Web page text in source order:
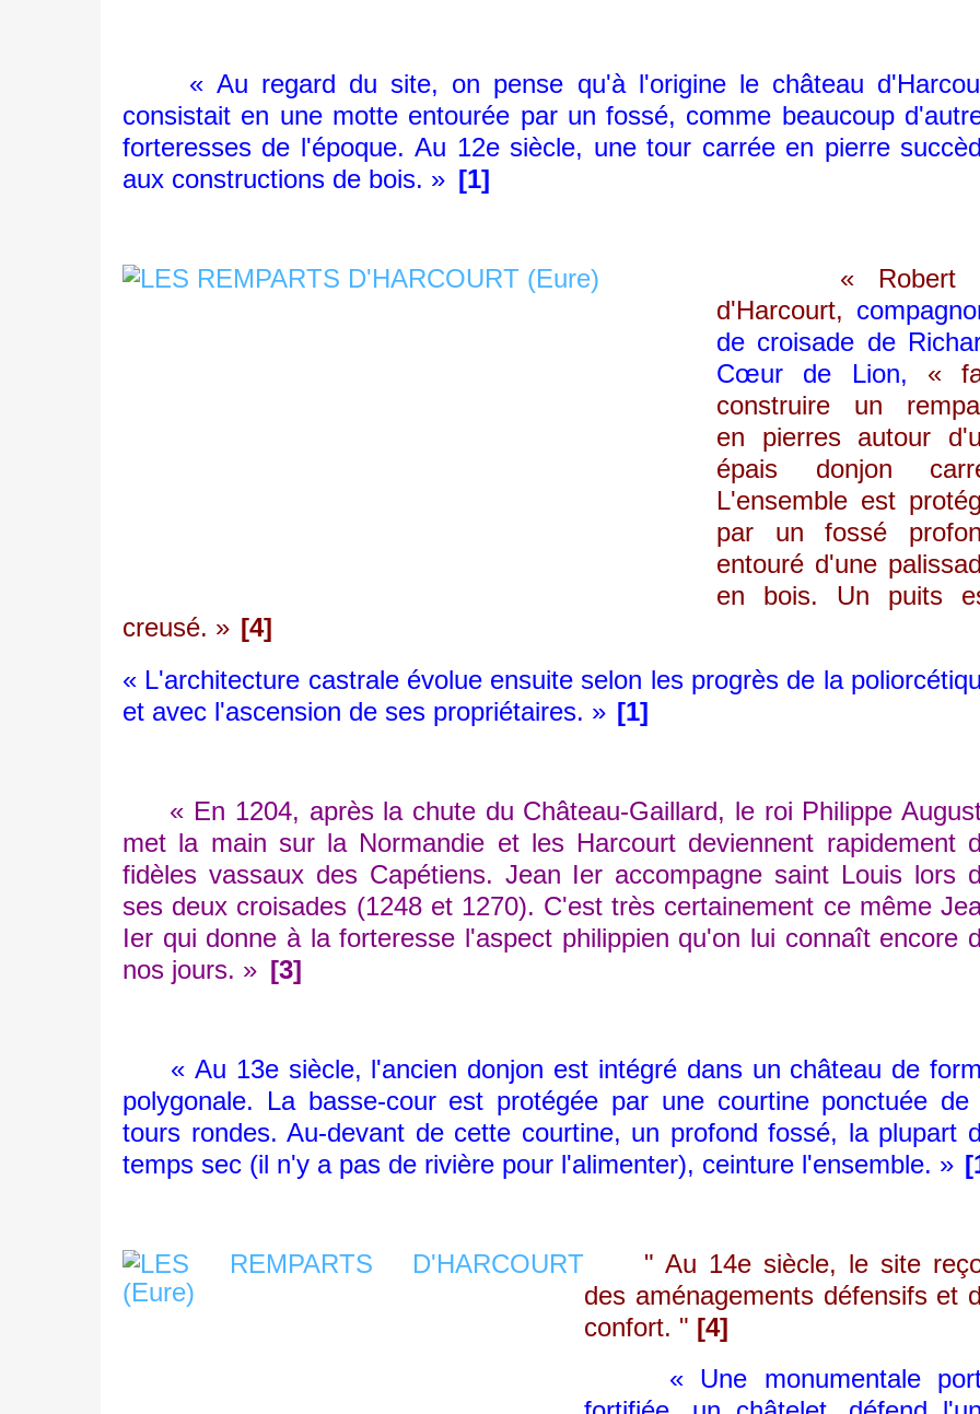
« Au regard du site, on pense qu'à l'origine le château
consistait en une motte entourée par un fossé, comme beaucoup
forteresses de l'époque. Au 12e siècle, une tour carrée en pierre
aux constructions de bois. » [1]
«
d'Harcourt,
de croisade de
Cœur de Lion,
«
construire un
en pierres autour
épais donjon
L'ensemble est
par un fossé
entouré d'une
en bois. Un puits
creusé. » [4]
« L'architecture castrale évolue ensuite selon les progrès de la
et avec l'ascension de ses propriétaires. » [1]
« En 1204, après la chute du Château-Gaillard, le roi Philippe
met la main sur la Normandie et les Harcourt deviennent rapidement
fidèles vassaux des Capétiens. Jean Ier accompagne saint Louis lors
ses deux croisades (1248 et 1270). C'est très certainement ce même
Ier qui donne à la forteresse l'aspect philippien qu'on lui connaît encore
nos jours. » [3]
« Au 13e siècle, l'ancien donjon est intégré dans un château de
polygonale. La basse-cour est protégée par une courtine ponctuée de
tours rondes. Au-devant de cette courtine, un profond fossé, la plupart
temps sec (il n'y a pas de rivière pour l'alimenter), ceinture l'ensemble. »
" Au 14e siècle, le site
des aménagements défensifs et
confort. " [4]
« Une monumentale